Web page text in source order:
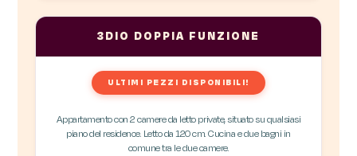
3DIO DOPPIA FUNZIONE
ULTIMI PEZZI DISPONIBILI!
Appartamento con 2 camere da letto private, situato su qualsiasi
piano del residence. Letto da 120 cm. Cucina e due bagni in
comune tra le due camere.